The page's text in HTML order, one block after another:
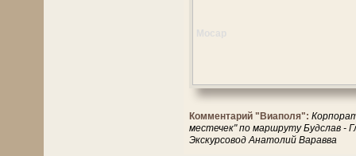
Комментарий "Виаполя":
местечек" по маршруту Будслав -
Экскурсовод Анатолий Варавва